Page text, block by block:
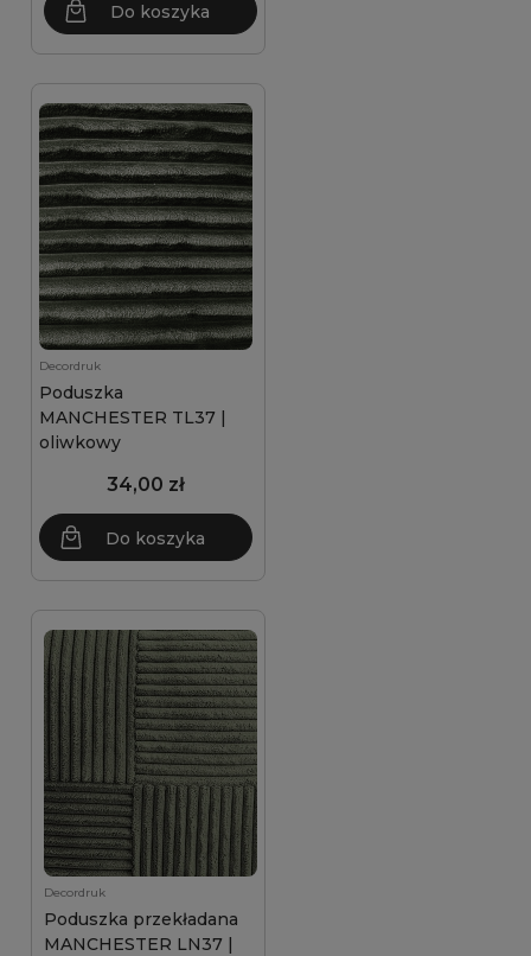
Do koszyka
Decordruk
Poduszka
MANCHESTER TL37 |
oliwkowy
34,00 zł
Do koszyka
Decordruk
Poduszka przekładana
MANCHESTER LN37 |